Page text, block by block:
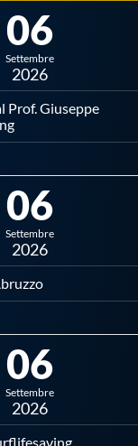
06
Settembre
2026
Prof. Giuseppe
06
Settembre
2026
06
Settembre
2026